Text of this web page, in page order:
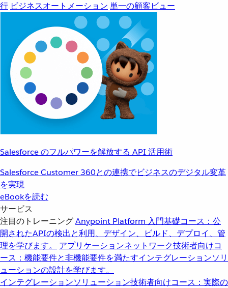
行 ビジネスオートメーション 単一の顧客ビュー
Salesforce のフルパワーを解放する API 活用術
Salesforce Customer 360との連携でビジネスのデジタル変革
を実現
eBookを読む
サービス
注目のトレーニングAnypoint Platform 入門基礎コース：公
開されたAPIの検出と利用、デザイン、ビルド、デプロイ、管
理を学びます。
アプリケーションネットワーク技術者向けコ
ース：機能要件と非機能要件を満たすインテグレーションソリ
ューションの設計を学びます。
インテグレーションソリューション技術者向けコース：実際の